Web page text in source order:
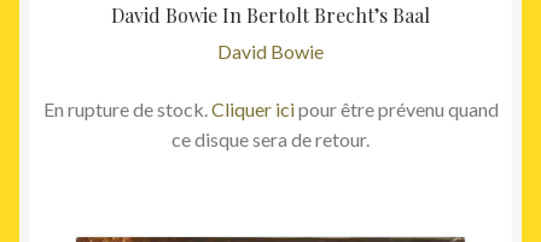
David Bowie In Bertolt Brecht’s Baal
David Bowie
En rupture de stock.Cliquer icipour être prévenu quand
ce disque sera de retour.